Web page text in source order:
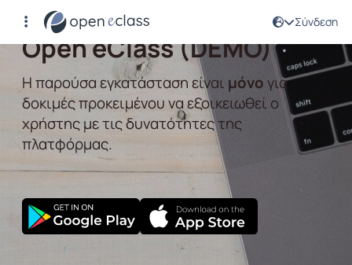
Σύνδεση
Αρχική Σελίδα
Open eClass (DEMO)
Η παρούσα εγκατάσταση είναιμόνογια
δοκιμές προκειμένου να εξοικειωθεί ο
χρήστης με τις δυνατότητες της
πλατφόρμας.